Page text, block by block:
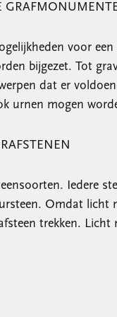
voor
bijgezet. Tot
dat er
urnen mogen
Iedere
Omdat licht
trekken.